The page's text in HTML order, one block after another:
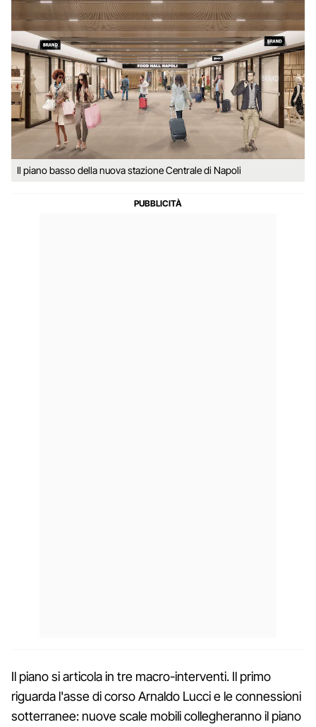
Il piano basso della nuova stazione Centrale di Napoli
Il piano si articola in tre macro-interventi. Il primo
riguarda l'asse di corso Arnaldo Lucci e le connessioni
sotterranee: nuove scale mobili collegheranno il piano